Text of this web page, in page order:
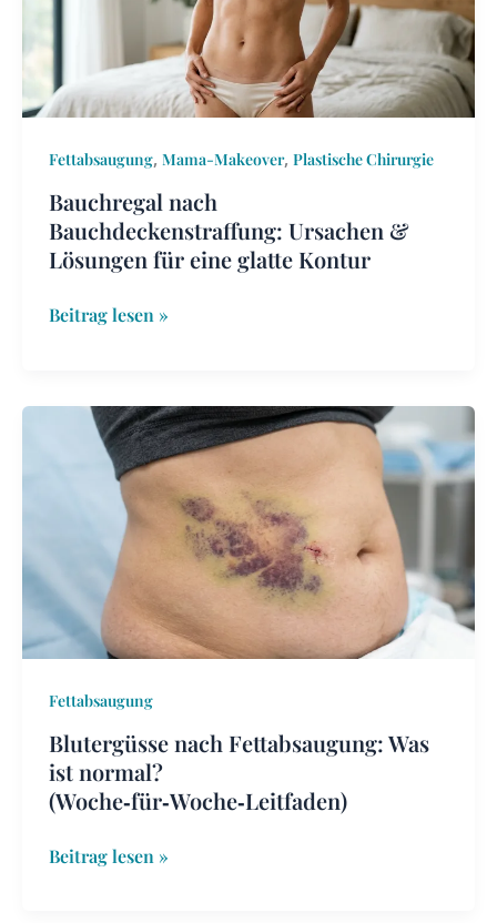
Fettabsaugung, Mama-Makeover, Plastische Chirurgie
Bauchregal nach
Bauchdeckenstraffung: Ursachen &
Lösungen für eine glatte Kontur
für
eine
glatte
Beitrag lesen »
Fettabsaugung
Blutergüsse nach Fettabsaugung: Was
ist normal?
(Woche‑für‑Woche‑Leitfaden)
Blutergüsse
Fettabsaugung:
normal?
(Woche‑für‑Woche‑Leitfaden)
Beitrag lesen »